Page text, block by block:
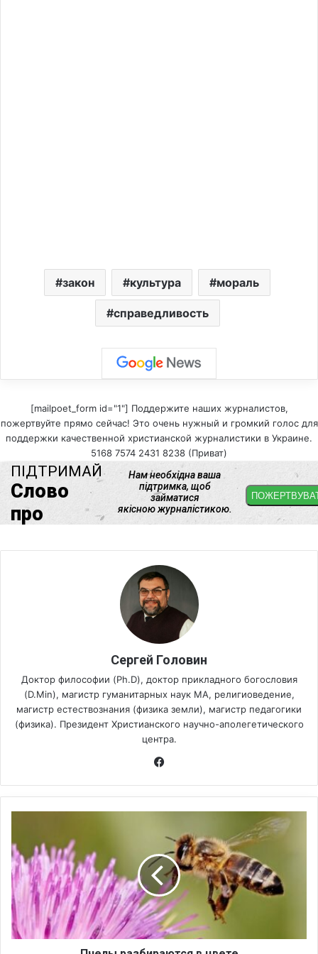
закон культура мораль
справедливость
[mailpoet_form id="1"] Поддержите наших журналистов,
пожертвуйте прямо сейчас! Это очень нужный и громкий голос для
поддержки качественной христианской журналистики в Украине.
5168 7574 2431 8238 (Приват)
Сергей Головин
Доктор философии (Ph.D), доктор прикладного богословия
(D.Min), магистр гуманитарных наук МА, религиоведение,
магистр естествознания (физика земли), магистр педагогики
(физика). Президент Христианского научно-аполегетического
центра.
bo
ok
е
л
ы
р
а
з
б